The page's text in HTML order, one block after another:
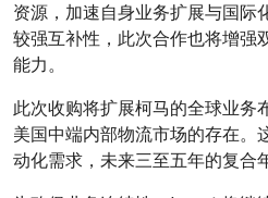
资源，加速自身业务扩展与国际
较强互补性，此次合作也将增强
能力。
此次收购将扩展柯马的全球业务
美国中端内部物流市场的存在。
动化需求，未来三至五年的复合